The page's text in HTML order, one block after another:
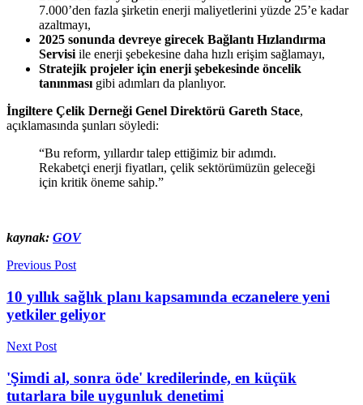
7.000’den fazla şirketin enerji maliyetlerini yüzde 25’e kadar
azaltmayı,
2025 sonunda devreye girecek Bağlantı Hızlandırma
Servisiile enerji şebekesine daha hızlı erişim sağlamayı,
Stratejik projeler için enerji şebekesinde öncelik
tanınmasıgibi adımları da planlıyor.
İngiltere Çelik Derneği Genel Direktörü Gareth Stace,
açıklamasında şunları söyledi:
“Bu reform, yıllardır talep ettiğimiz bir adımdı.
Rekabetçi enerji fiyatları, çelik sektörümüzün geleceği
için kritik öneme sahip.”
kaynak: GOV
Previous Post
10 yıllık sağlık planı kapsamında eczanelere yeni
yetkiler geliyor
Next Post
'Şimdi al, sonra öde' kredilerinde, en küçük
tutarlara bile uygunluk denetimi